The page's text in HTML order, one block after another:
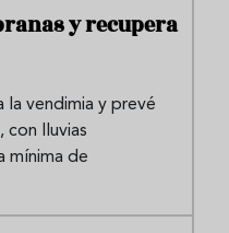
y recupera
la vendimia y prevé
con lluvias
mínima de